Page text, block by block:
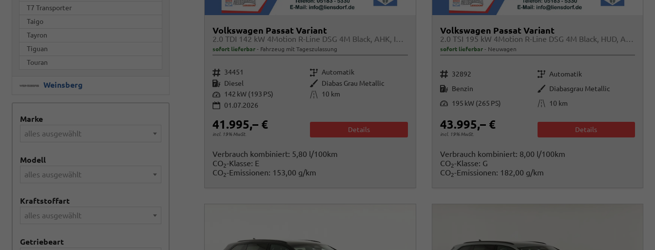
Volkswagen Passat Variant
2.0 TDI 142 kW 4Motion R-Line DSG 4M Black, AHK, IQ.Light, HUD, 19-Zoll, AreaView, Navi, Side
sofort lieferbar Fahrzeug mit Tageszulassung
Fahrzeugnr. 34451 Getriebe Automatik
Kraftstoff Diesel Außenfarbe Diabas Grau Metallic
Leistung 142 kW (193 PS) Kilometerstand 10 km
01.07.2026
41.995,– €
incl. 19% MwSt.
Details
Verbrauch kombiniert: 5,80 l/100km
CO2-Klasse: E
CO2-Emissionen: 153,00 g/km
Volkswagen Passat Variant
2.0 TSI 195 kW 4Motion R-Line DSG 4M Black, HUD, AHK, Navi, IQ.Light, AreaView, Winter, el. Klappe, sofort
sofort lieferbar Neuwagen
Fahrzeugnr. 32892 Getriebe Automatik
Kraftstoff Benzin Außenfarbe Diabasgrau Metallic
Leistung 195 kW (265 PS) Kilometerstand 10 km
43.995,– €
incl. 19% MwSt.
Details
Verbrauch kombiniert: 8,00 l/100km
CO2-Klasse: G
CO2-Emissionen: 182,00 g/km
T7 Transporter
Taigo
Tayron
Tiguan
Touran
Weinsberg
Marke
alles ausgewählt
Modell
alles ausgewählt
Kraftstoffart
alles ausgewählt
Getriebeart